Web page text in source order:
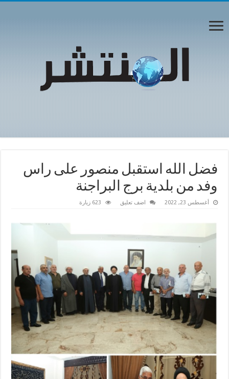
فضل الله استقبل منصور على راس
وفد من بلدية برج البراجنة
أغسطس 23, 2022 اضف تعليق 623 زيارة